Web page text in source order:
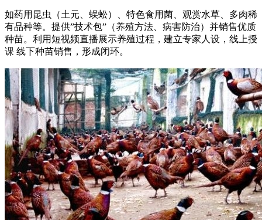
如药用昆虫（土元、蜈蚣）、特色食用菌、观赏水草、多肉稀
有品种等。提供”技术包”（养殖方法、病害防治）并销售优质
种苗。利用短视频直播展示养殖过程，建立专家人设，线上授
课 线下种苗销售，形成闭环。